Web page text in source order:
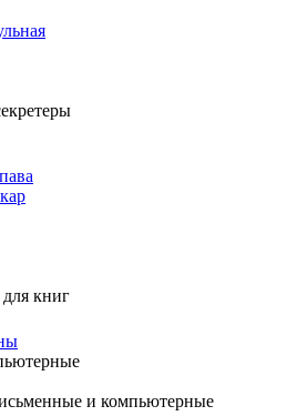
книг
и компьютерные